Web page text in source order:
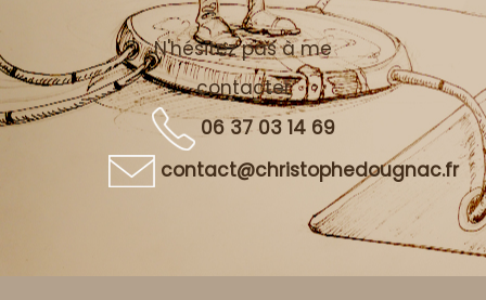
N'hésitez pas à me
contacter
06 37 03 14 69
contact@christophedougnac.fr